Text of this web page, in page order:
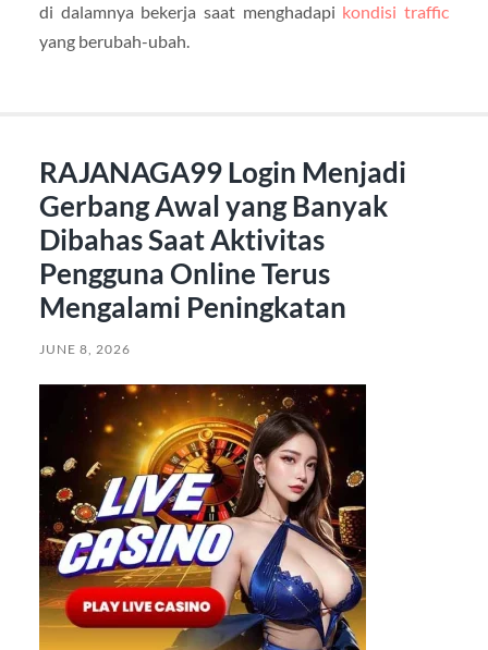
di dalamnya bekerja saat menghadapi kondisi traffic
yang berubah-ubah.
RAJANAGA99 Login Menjadi
Gerbang Awal yang Banyak
Dibahas Saat Aktivitas
Pengguna Online Terus
Mengalami Peningkatan
JUNE 8, 2026